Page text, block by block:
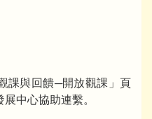
課與回饋─開放觀課」頁
中心協助連繫。